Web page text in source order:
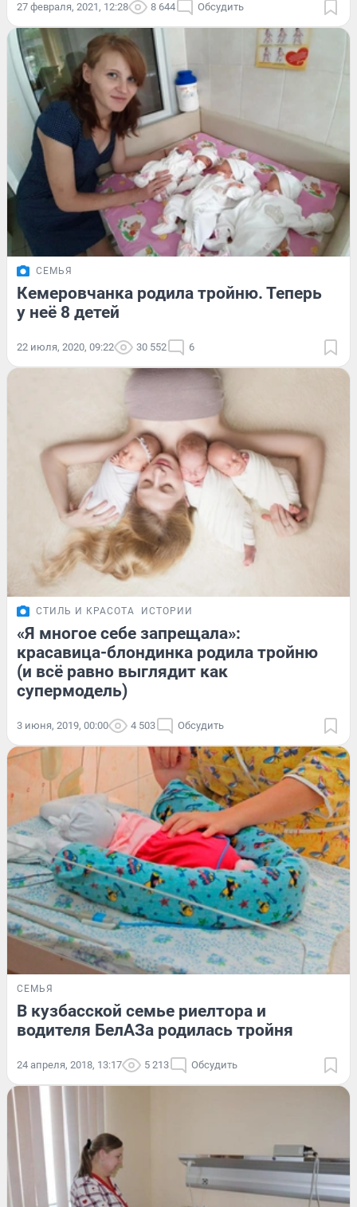
27 февраля, 2021, 12:28 8 644 Обсудить
СЕМЬЯ
Кемеровчанка родила тройню. Теперь
у неё 8 детей
22 июля, 2020, 09:22 30 552 6
СТИЛЬ И КРАСОТА ИСТОРИИ
«Я многое себе запрещала»:
красавица-блондинка родила тройню
(и всё равно выглядит как
супермодель)
3 июня, 2019, 00:00 4 503 Обсудить
СЕМЬЯ
В кузбасской семье риелтора и
водителя БелАЗа родилась тройня
24 апреля, 2018, 13:17 5 213 Обсудить